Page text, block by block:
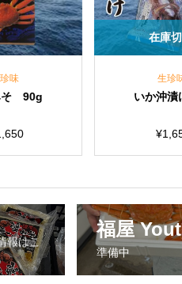
いか沖漬け 1尾
在庫切れ
報はこ
福屋
準備中